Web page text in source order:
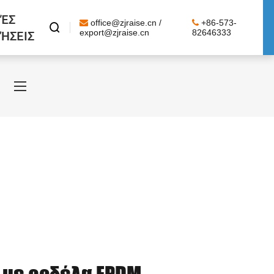

office@zjraise.cn /
export@zjraise.cn
+86-573-
82646333